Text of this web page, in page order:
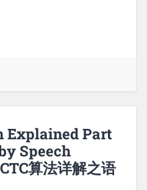
Explained Part
Speech
算法详解之语